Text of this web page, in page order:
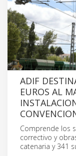
ADIF
EUROS AL
Comprende los
correctivo y
catenaria y 341